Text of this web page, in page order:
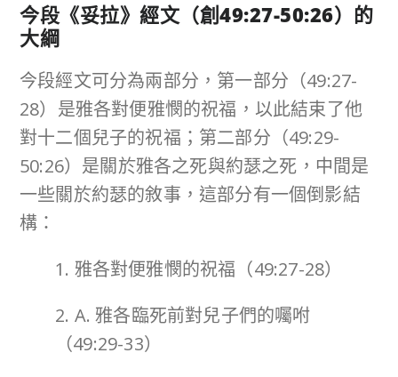
今段《妥拉》經文（創49:27-50:26）的
大綱
今段經文可分為兩部分，第一部分（49:27-
28）是雅各對便雅憫的祝福，以此結束了他
對十二個兒子的祝福；第二部分（49:29-
50:26）是關於雅各之死與約瑟之死，中間是
一些關於約瑟的敘事，這部分有一個倒影結
構：
1. 雅各對便雅憫的祝福（49:27-28）
2. A. 雅各臨死前對兒子們的囑咐
（49:29-33）